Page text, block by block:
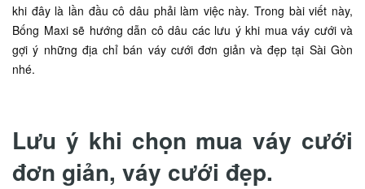
khi đây là lần đầu cô dâu phải làm việc này. Trong bài viết này,
Bống Maxi sẽ hướng dẫn cô dâu các lưu ý khi mua váy cưới và
gợi ý những địa chỉ bán váy cưới đơn giản và đẹp tại Sài Gòn
nhé.
Lưu ý khi chọn mua váy cưới
đơn giản, váy cưới đẹp.